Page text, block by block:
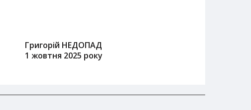
Григорій НЕДОПАД
1 жовтня 2025 року